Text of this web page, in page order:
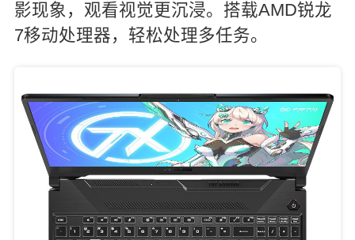
影现象，观看视觉更沉浸。搭载AMD锐龙
7移动处理器，轻松处理多任务。